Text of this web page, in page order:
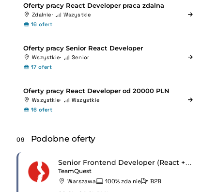
Oferty pracy React Developer praca zdalna
Zdalnie
Wszystkie
16 ofert
Oferty pracy Senior React Developer
Wszystkie
Senior
17 ofert
Oferty pracy React Developer od 20000 PLN
Wszystkie
Wszystkie
16 ofert
09 Podobne oferty
Senior Frontend Developer (React + React Native)
TeamQuest
Warszawa 100% zdalnie B2B